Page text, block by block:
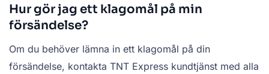
Hur gör jag ett klagomål på min
försändelse?
Om du behöver lämna in ett klagomål på din
försändelse, kontakta TNT Express kundtjänst med alla